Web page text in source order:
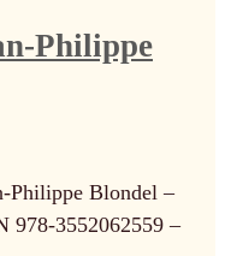
Philippe
Philippe Blondel –
978-3552062559 –